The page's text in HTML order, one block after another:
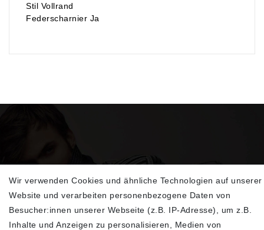
Stil Vollrand
Federscharnier Ja
Sehen Sie sich unsere neu eingetroffenen
Highlights an
Wir verwenden Cookies und ähnliche Technologien auf unserer
Website und verarbeiten personenbezogene Daten von
Besucher:innen unserer Webseite (z.B. IP-Adresse), um z.B.
Inhalte und Anzeigen zu personalisieren, Medien von